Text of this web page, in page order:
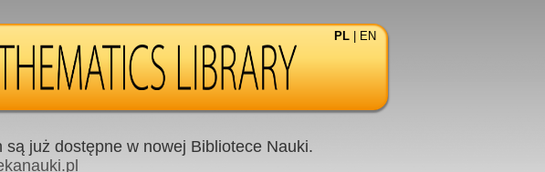
PL EN
już dostępne w nowej Bibliotece Nauki.